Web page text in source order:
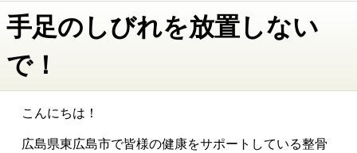
手足のしびれを放置しない
で！
こんにちは！
広島県東広島市で皆様の健康をサポートしている整骨